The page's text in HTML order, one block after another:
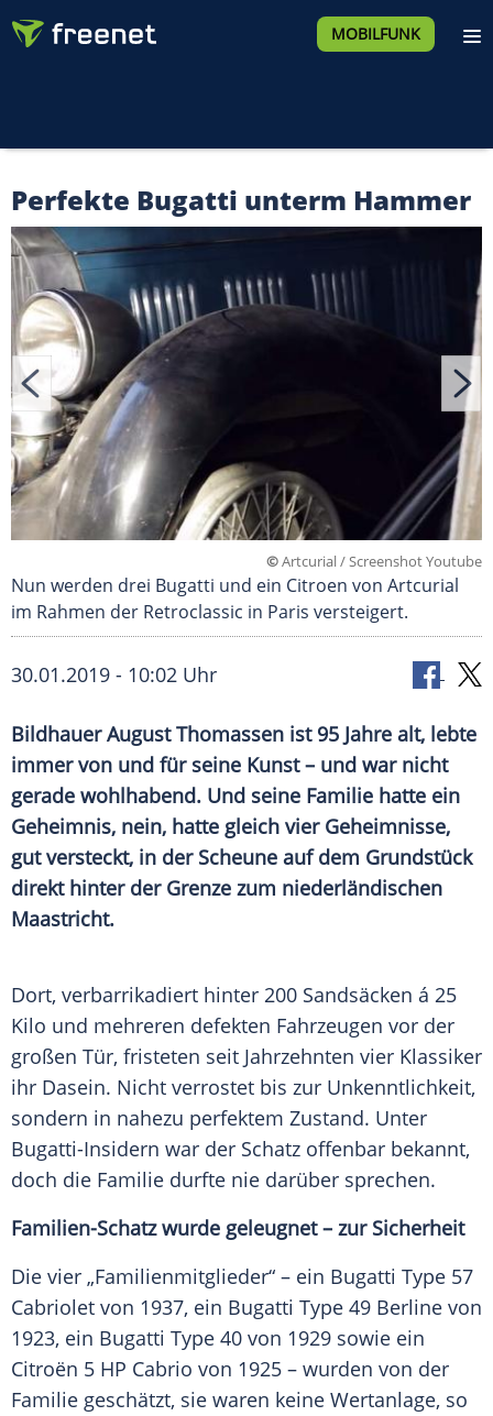
MOBILFUNK
Perfekte Bugatti unterm Hammer
©Artcurial / Screenshot Youtube
Nun werden drei Bugatti und ein Citroen von Artcurial
im Rahmen der Retroclassic in Paris versteigert.
30.01.2019 - 10:02 Uhr
Bildhauer August Thomassen ist 95 Jahre alt, lebte
immer von und für seine Kunst – und war nicht
gerade wohlhabend. Und seine Familie hatte ein
Geheimnis, nein, hatte gleich vier Geheimnisse,
gut versteckt, in der Scheune auf dem Grundstück
direkt hinter der Grenze zum niederländischen
Maastricht.
Dort, verbarrikadiert hinter 200 Sandsäcken á 25
Kilo und mehreren defekten Fahrzeugen vor der
großen Tür, fristeten seit Jahrzehnten vier Klassiker
ihr Dasein. Nicht verrostet bis zur Unkenntlichkeit,
sondern in nahezu perfektem Zustand. Unter
Bugatti-Insidern war der Schatz offenbar bekannt,
doch die Familie durfte nie darüber sprechen.
Familien-Schatz wurde geleugnet – zur Sicherheit
Die vier „Familienmitglieder“ – ein Bugatti Type 57
Cabriolet von 1937, ein Bugatti Type 49 Berline von
1923, ein Bugatti Type 40 von 1929 sowie ein
Citroën 5 HP Cabrio von 1925 – wurden von der
Familie geschätzt, sie waren keine Wertanlage, so